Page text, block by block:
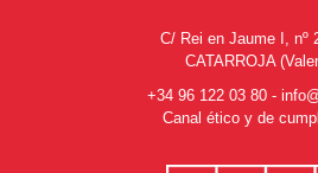
C/ Rei en Jaume I, nº
CATARROJA
+34 96 122 03 80 -
Canal ético y de